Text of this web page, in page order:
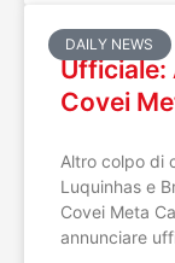
DAILY NEWS
Ufficiale:
Covei
Altro colpo di
Luquinhas e
Covei Meta
annunciare